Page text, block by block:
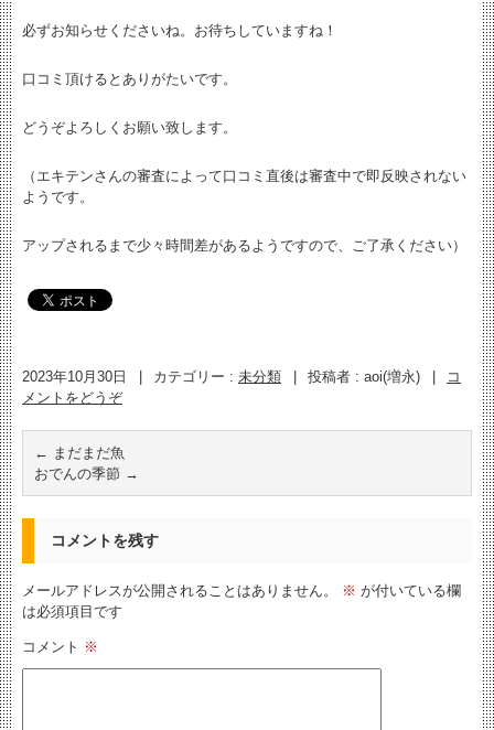
必ずお知らせくださいね。お待ちしていますね！
口コミ頂けるとありがたいです。
どうぞよろしくお願い致します。
（エキテンさんの審査によって口コミ直後は審査中で即反映されない
ようです。
アップされるまで少々時間差があるようですので、ご了承ください）
2023年10月30日 カテゴリー : 未分類 投稿者 : aoi(増永)
コ
メントをどうぞ
← まだまだ魚
おでんの季節 →
コメントを残す
メールアドレスが公開されることはありません。 ※ が付いている欄
は必須項目です
コメント ※